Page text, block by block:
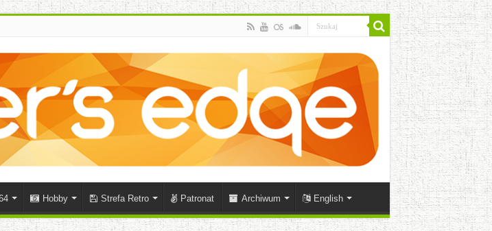
Hobby Strefa Retro Patronat Archiwum English